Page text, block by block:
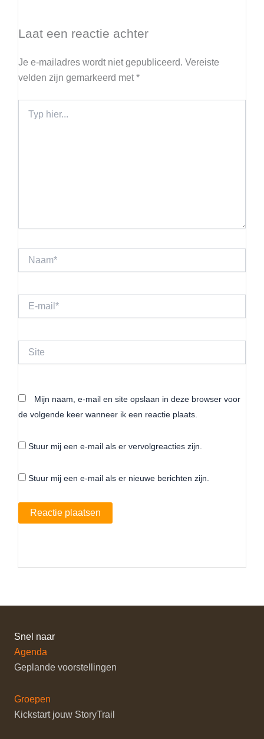
Laat een reactie achter
Je e-mailadres wordt niet gepubliceerd. Vereiste
velden zijn gemarkeerd met*
hier...
mail*
Mijn naam, e-mail en site opslaan in deze browser voor
de volgende keer wanneer ik een reactie plaats.
Stuur mij een e-mail als er vervolgreacties zijn.
Stuur mij een e-mail als er nieuwe berichten zijn.
Snel naar
Agenda
Geplande voorstellingen
Groepen
Kickstart jouw StoryTrail